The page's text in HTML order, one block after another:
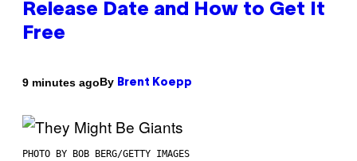
Release Date and How to Get It
Free
9 minutes agoBy Brent Koepp
PHOTO BY BOB BERG/GETTY IMAGES